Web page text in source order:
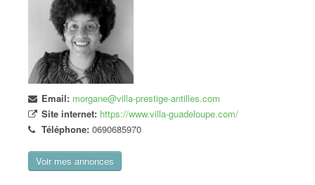
Email: morgane@villa-prestige-antilles.com
Site internet: https://www.villa-guadeloupe.com/
Téléphone: 0690685970
Voir mes annonces